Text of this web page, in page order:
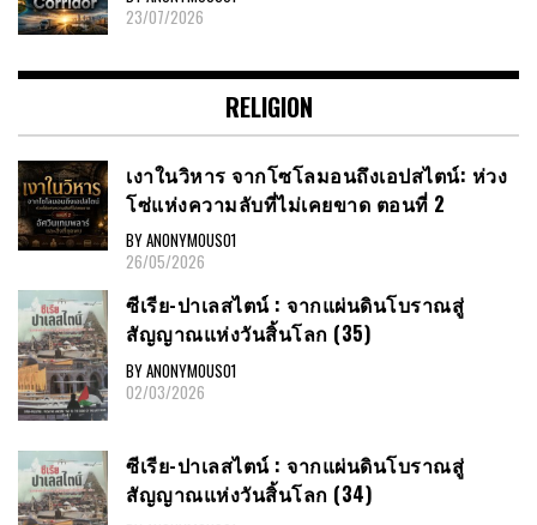
23/07/2026
RELIGION
เงาในวิหาร จากโซโลมอนถึงเอปสไตน์: ห่วง
โซ่แห่งความลับที่ไม่เคยขาด ตอนที่ 2
BY ANONYMOUS01
26/05/2026
ซีเรีย​-ปาเลสไตน์​ : จากแผ่นดินโบราณสู่
สัญญาณ​แห่งวันสิ้นโลก​ (35)
BY ANONYMOUS01
02/03/2026
ซีเรีย​-ปาเลสไตน์​ : จากแผ่นดินโบราณสู่
สัญญาณ​แห่งวันสิ้นโลก​ (34)